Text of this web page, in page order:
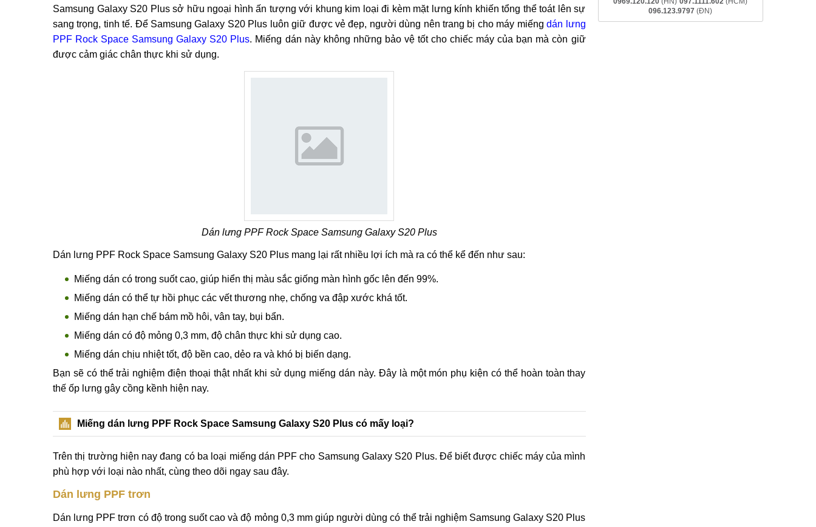
Samsung Galaxy S20 Plus sở hữu ngoại hình ấn tượng với khung kim loại đi kèm mặt lưng kính khiến tổng thể toát lên sự
sang trọng, tinh tế. Để Samsung Galaxy S20 Plus luôn giữ được vẻ đẹp, người dùng nên trang bị cho máy miếngdán lưng
PPF Rock Space Samsung Galaxy S20 Plus. Miếng dán này không những bảo vệ tốt cho chiếc máy của bạn mà còn giữ
được cảm giác chân thực khi sử dụng.
Dán lưng PPF Rock Space Samsung Galaxy S20 Plus
Dán lưng PPF Rock Space Samsung Galaxy S20 Plus mang lại rất nhiều lợi ích mà ra có thể kể đến như sau:
Miếng dán có trong suốt cao, giúp hiển thị màu sắc giống màn hình gốc lên đến 99%.
Miếng dán có thể tự hồi phục các vết thương nhẹ, chống va đập xước khá tốt.
Miếng dán hạn chế bám mồ hôi, vân tay, bụi bẩn.
Miếng dán có độ mỏng 0,3 mm, độ chân thực khi sử dụng cao.
Miếng dán chịu nhiệt tốt, độ bền cao, dẻo ra và khó bị biến dạng.
Bạn sẽ có thể trải nghiệm điện thoại thật nhất khi sử dụng miếng dán này. Đây là một món phụ kiện có thể hoàn toàn thay
thế ốp lưng gây cồng kềnh hiện nay.
Miếng dán lưng PPF Rock Space Samsung Galaxy S20 Plus có mấy loại?
Trên thị trường hiện nay đang có ba loại miếng dán PPF cho Samsung Galaxy S20 Plus. Để biết được chiếc máy của mình
phù hợp với loại nào nhất, cùng theo dõi ngay sau đây.
Dán lưng PPF trơn
Dán lưng PPF trơn có độ trong suốt cao và độ mỏng 0,3 mm giúp người dùng có thể trải nghiệm Samsung Galaxy S20 Plus
096.123.9797 (ĐN)